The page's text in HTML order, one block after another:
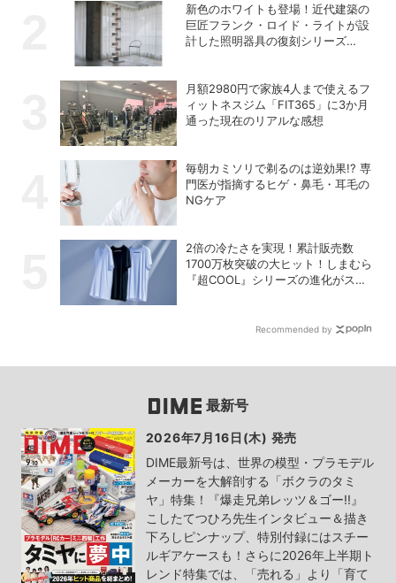
新色のホワイトも登場！近代建築の
巨匠フランク・ロイド・ライトが設
計した照明器具の復刻シリーズ
月額2980円で家族4人まで使えるフ
ィットネスジム「FIT365」に3か月
通った現在のリアルな感想
毎朝カミソリで剃るのは逆効果!? 専
門医が指摘するヒゲ・鼻毛・耳毛の
NGケア
2倍の冷たさを実現！累計販売数
1700万枚突破の大ヒット！しまむら
『超COOL』シリーズの進化がスゴ
Recommended by
最新号
2026年7月16日(木) 発売
DIME最新号は、世界の模型・プラモデル
メーカーを大解剖する「ボクラのタミ
ヤ」特集！『爆走兄弟レッツ＆ゴー!!』
こしたてつひろ先生インタビュー＆描き
下ろしピンナップ、特別付録にはスチー
ルギアケースも！さらに2026年上半期ト
レンド特集では、「売れる」より「育て